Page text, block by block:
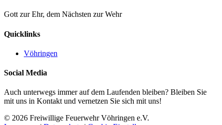
Gott zur Ehr, dem Nächsten zur Wehr
Quicklinks
Vöhringen
Social Media
Auch unterwegs immer auf dem Laufenden bleiben? Bleiben Sie
mit uns in Kontakt und vernetzen Sie sich mit uns!
© 2026 Freiwillige Feuerwehr Vöhringen e.V.